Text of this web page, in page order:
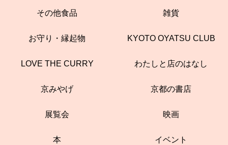
その他食品 雑貨
お守り・縁起物 KYOTO OYATSU CLUB
LOVE THE CURRY わたしと店のはなし
京みやげ 京都の書店
展覧会 映画
本 イベント